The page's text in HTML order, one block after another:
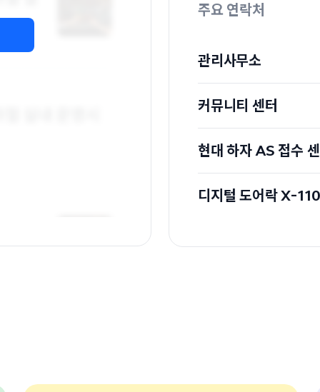
주요 연락처
관리사무소
커뮤니티 센터
현대 하자 AS 접수
디지털 도어락 X-